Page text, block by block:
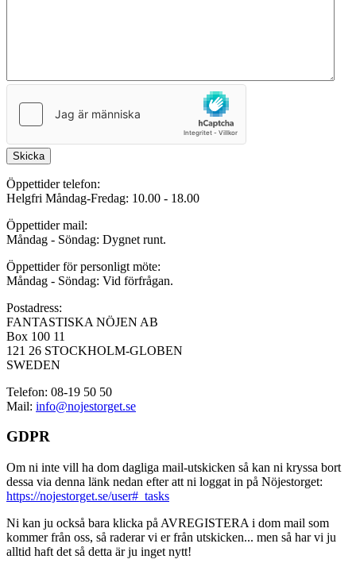
Skicka
Öppettider telefon:
Helgfri Måndag-Fredag: 10.00 - 18.00
Öppettider mail:
Måndag - Söndag: Dygnet runt.
Öppettider för personligt möte:
Måndag - Söndag: Vid förfrågan.
Postadress:
FANTASTISKA NÖJEN AB
Box 100 11
121 26 STOCKHOLM-GLOBEN
SWEDEN
Telefon: 08-19 50 50
Mail: info@nojestorget.se
GDPR
Om ni inte vill ha dom dagliga mail-utskicken så kan ni kryssa bort
dessa via denna länk nedan efter att ni loggat in på Nöjestorget:
https://nojestorget.se/user#_tasks
Ni kan ju också bara klicka på AVREGISTERA i dom mail som
kommer från oss, så raderar vi er från utskicken... men så har vi ju
alltid haft det så detta är ju inget nytt!